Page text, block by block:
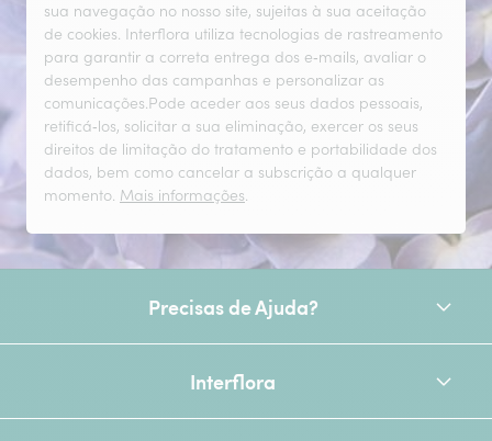
sua navegação no nosso site, sujeitas à sua aceitação
de cookies. Interflora utiliza tecnologias de rastreamento
para garantir a correta entrega dos e‑mails, avaliar o
desempenho das campanhas e personalizar as
comunicações.Pode aceder aos seus dados pessoais,
retificá‑los, solicitar a sua eliminação, exercer os seus
direitos de limitação do tratamento e portabilidade dos
dados, bem como cancelar a subscrição a qualquer
momento. Mais informações.
Precisas de Ajuda?
Interflora